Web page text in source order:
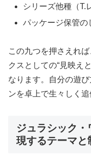
シリーズ他種（T.
パッケージ保管の
この九つを押さえれ
クスとしての“見映え
なります。自分の遊
ンを卓上で生々しく追
ジュラシック
現するテーマと